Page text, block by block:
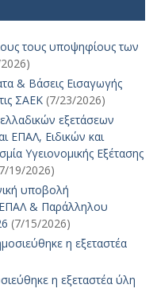
τους υποψηφίους των
& Βάσεις Εισαγωγής
ΣΑΕΚ (7/23/2026)
εξετάσεων
ΕΠΑΛ, Ειδικών και
Υγειονομικής Εξέτασης
19/2026)
υποβολή
& Παράλληλου
(7/15/2026)
η εξεταστέα
η εξεταστέα ύλη